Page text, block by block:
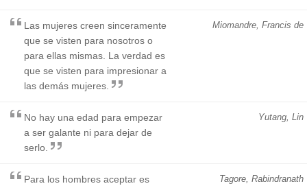
Miomandre, Francis de
Las mujeres creen sinceramente
que se visten para nosotros o
para ellas mismas. La verdad es
que se visten para impresionar a
las demás mujeres.
Yutang, Lin
No hay una edad para empezar
a ser galante ni para dejar de
serlo.
Tagore, Rabindranath
Para los hombres aceptar es